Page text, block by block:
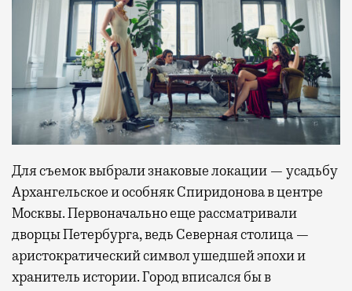
Для съемок выбрали знаковые локации — усадьбу
Архангельское и особняк Спиридонова в центре
Москвы. Первоначально еще рассматривали
дворцы Петербурга, ведь Северная столица —
аристократический символ ушедшей эпохи и
хранитель истории. Город вписался бы в